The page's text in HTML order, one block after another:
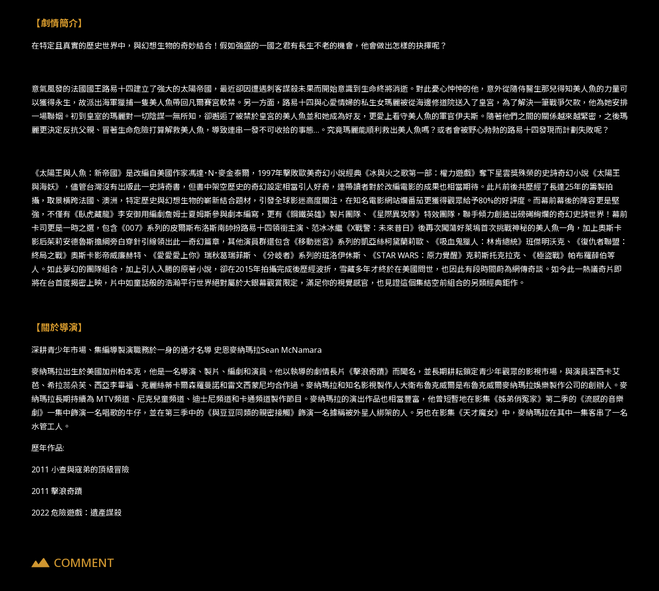
【劇情簡介】
在特定且真實的歷史世界中，與幻想生物的奇妙結合！假如強盛的一國之君有長生不老的機會，他會做出怎樣的抉擇呢？
意氣風發的法國國王路易十四建立了強大的太陽帝國，最近卻因遭遇刺客謀殺未果而開始意識到生命終將消逝。對此憂心忡忡的他，意外從隨侍醫生那兒得知美人魚的力量可
以獲得永生，故派出海軍獵捕一隻美人魚帶回凡爾賽宮軟禁。另一方面，路易十四與心愛情婦的私生女瑪麗被從海邊修道院送入了皇宮，為了解決一筆戰爭欠款，他為她安排
一場聯姻。初到皇室的瑪麗對一切陰謀一無所知，卻邂逅了被禁於皇宮的美人魚並和她成為好友，更愛上看守美人魚的軍官伊夫斯。隨著他們之間的關係越來越緊密，之後瑪
麗更決定反抗父親、冒著生命危險打算解救美人魚，導致連串一發不可收拾的事態…。究竟瑪麗能順利救出美人魚嗎？或者會被野心勃勃的路易十四發現而計劃失敗呢？
《太陽王與人魚：新帝國》是改編自美國作家馮達･N･麥金泰爾，1997年擊敗歐美奇幻小說經典《冰與火之歌第一部：權力遊戲》奪下星雲獎殊榮的史詩奇幻小說《太陽王
與海妖》，儘管台灣沒有出版此一史詩奇書，但書中架空歷史的奇幻設定相當引人好奇，連帶讀者對於改編電影的成果也相當期待。此片前後共歷經了長達25年的籌製拍
攝，取景橫跨法國、澳洲，特定歷史與幻想生物的嶄新結合題材，引發全球影迷高度關注，在知名電影網站爛番茄更獲得觀眾給予80%的好評度。而幕前幕後的陣容更是堅
強，不僅有《臥虎藏龍》李安御用編劇詹姆士夏姆斯參與劇本編寫，更有《鋼鐵英雄》製片團隊、《星際異攻隊》特效團隊，聯手傾力創造出磅礡絢爛的奇幻史詩世界！幕前
卡司更是一時之選，包含《007》系列的皮爾斯布洛斯南帥扮路易十四領銜主演、范冰冰繼《X戰警：未來昔日》後再次闖蕩好萊塢首次挑戰神秘的美人魚一角，加上奧斯卡
影后茱莉安德魯斯擔綱旁白穿針引線領出此一奇幻篇章，其他演員群還包含《移動迷宮》系列的凱亞絲柯黛蘭莉歐、《吸血鬼獵人：林肯總統》班傑明沃克、《復仇者聯盟：
終局之戰》奧斯卡影帝威廉赫特、《愛愛愛上你》瑞秋葛瑞菲斯、《分岐者》系列的班洛伊休斯、《STAR WARS：原力覺醒》克莉斯托克拉克、《極盜戰》帕布羅薛伯等
人。如此夢幻的團隊組合，加上引人入勝的原著小說，卻在2015年拍攝完成後歷經波折，雪藏多年才終於在美國問世，也因此有段時間蔚為網傳奇談。如今此一熱議奇片即
將在台首度揭密上映，片中如童話般的浩瀚平行世界絕對屬於大銀幕觀賞限定，滿足你的視覺感官，也見證這個集結空前組合的另類經典鉅作。
【關於導演】
深耕青少年市場、集編導製演職務於一身的通才名導 史恩麥納瑪拉Sean McNamara
麥納瑪拉出生於美國加州柏本克，他是一名導演、製片、編劇和演員。他以執導的劇情長片《擊浪奇蹟》而聞名，並長期耕耘鎖定青少年觀眾的影視市場，與演員潔西卡艾
芭、希拉蕊朵芙、西亞李畢福、克麗絲蒂卡爾森羅曼諾和雷文西蒙尼均合作過。麥納瑪拉和知名影視製作人大衛布魯克威爾是布魯克威爾麥納瑪拉娛樂製作公司的創辦人。麥
納瑪拉長期持續為 MTV頻道、尼克兒童頻道、迪士尼頻道和卡通頻道製作節目。麥納瑪拉的演出作品也相當豐富，他曾短暫地在影集《姊弟俏冤家》第二季的《流感的音樂
劇》一集中飾演一名唱歌的牛仔，並在第三季中的《與豆豆同類的親密接觸》飾演一名據稱被外星人綁架的人。另也在影集《天才魔女》中，麥納瑪拉在其中一集客串了一名
水管工人。
歷年作品:
2011 小查與寇弟的頂級冒險
2011 擊浪奇蹟
2022 危險遊戲：遺產謀殺
COMMENT